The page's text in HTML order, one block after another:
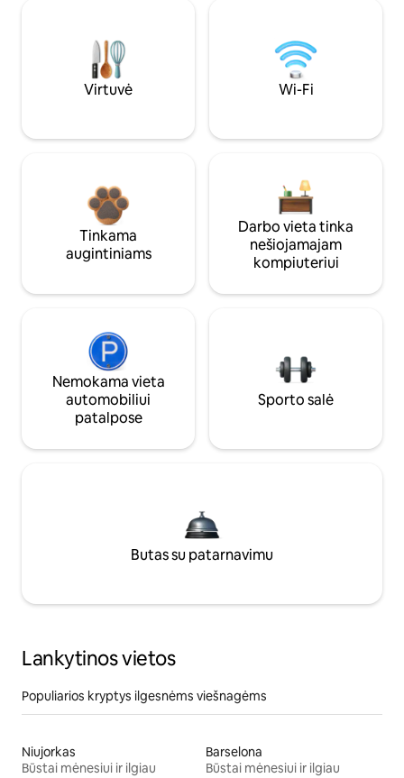
Virtuvė Wi-Fi
Tinkama
augintiniams
Darbo vieta tinka
nešiojamajam
kompiuteriui
Nemokama vieta
automobiliui
patalpose
Sporto salė
Butas su patarnavimu
Lankytinos vietos
Populiarios kryptys ilgesnėms viešnagėms
Niujorkas
Būstai mėnesiui ir ilgiau
Barselona
Būstai mėnesiui ir ilgiau